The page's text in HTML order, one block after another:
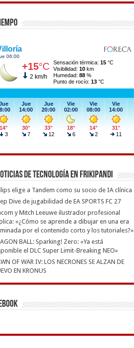
de Tecnología en Frikipandi
elige a Tandem como su socio de IA clínica
Dive de jugabilidad de EA SPORTS FC 27
y Mitch Leeuwe ilustrador profesional
«¿Cómo se aprende a dibujar en una era
por el contenido corto y los tutoriales?»
BALL: Sparking! Zero: «Ya está
el DLC Super Limit-Breaking NEO»
OF WAR IV: LOS NECRONES SE ALZAN DE
EN KRONUS